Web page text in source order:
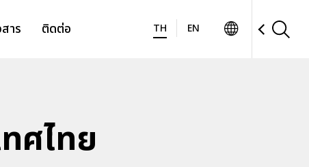
TH EN
าร ติดต่อ
ศไทย